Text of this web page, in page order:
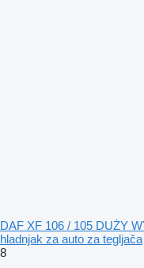
DAF XF 106 / 105 DUŻY
hladnjak za auto za tegljača
8